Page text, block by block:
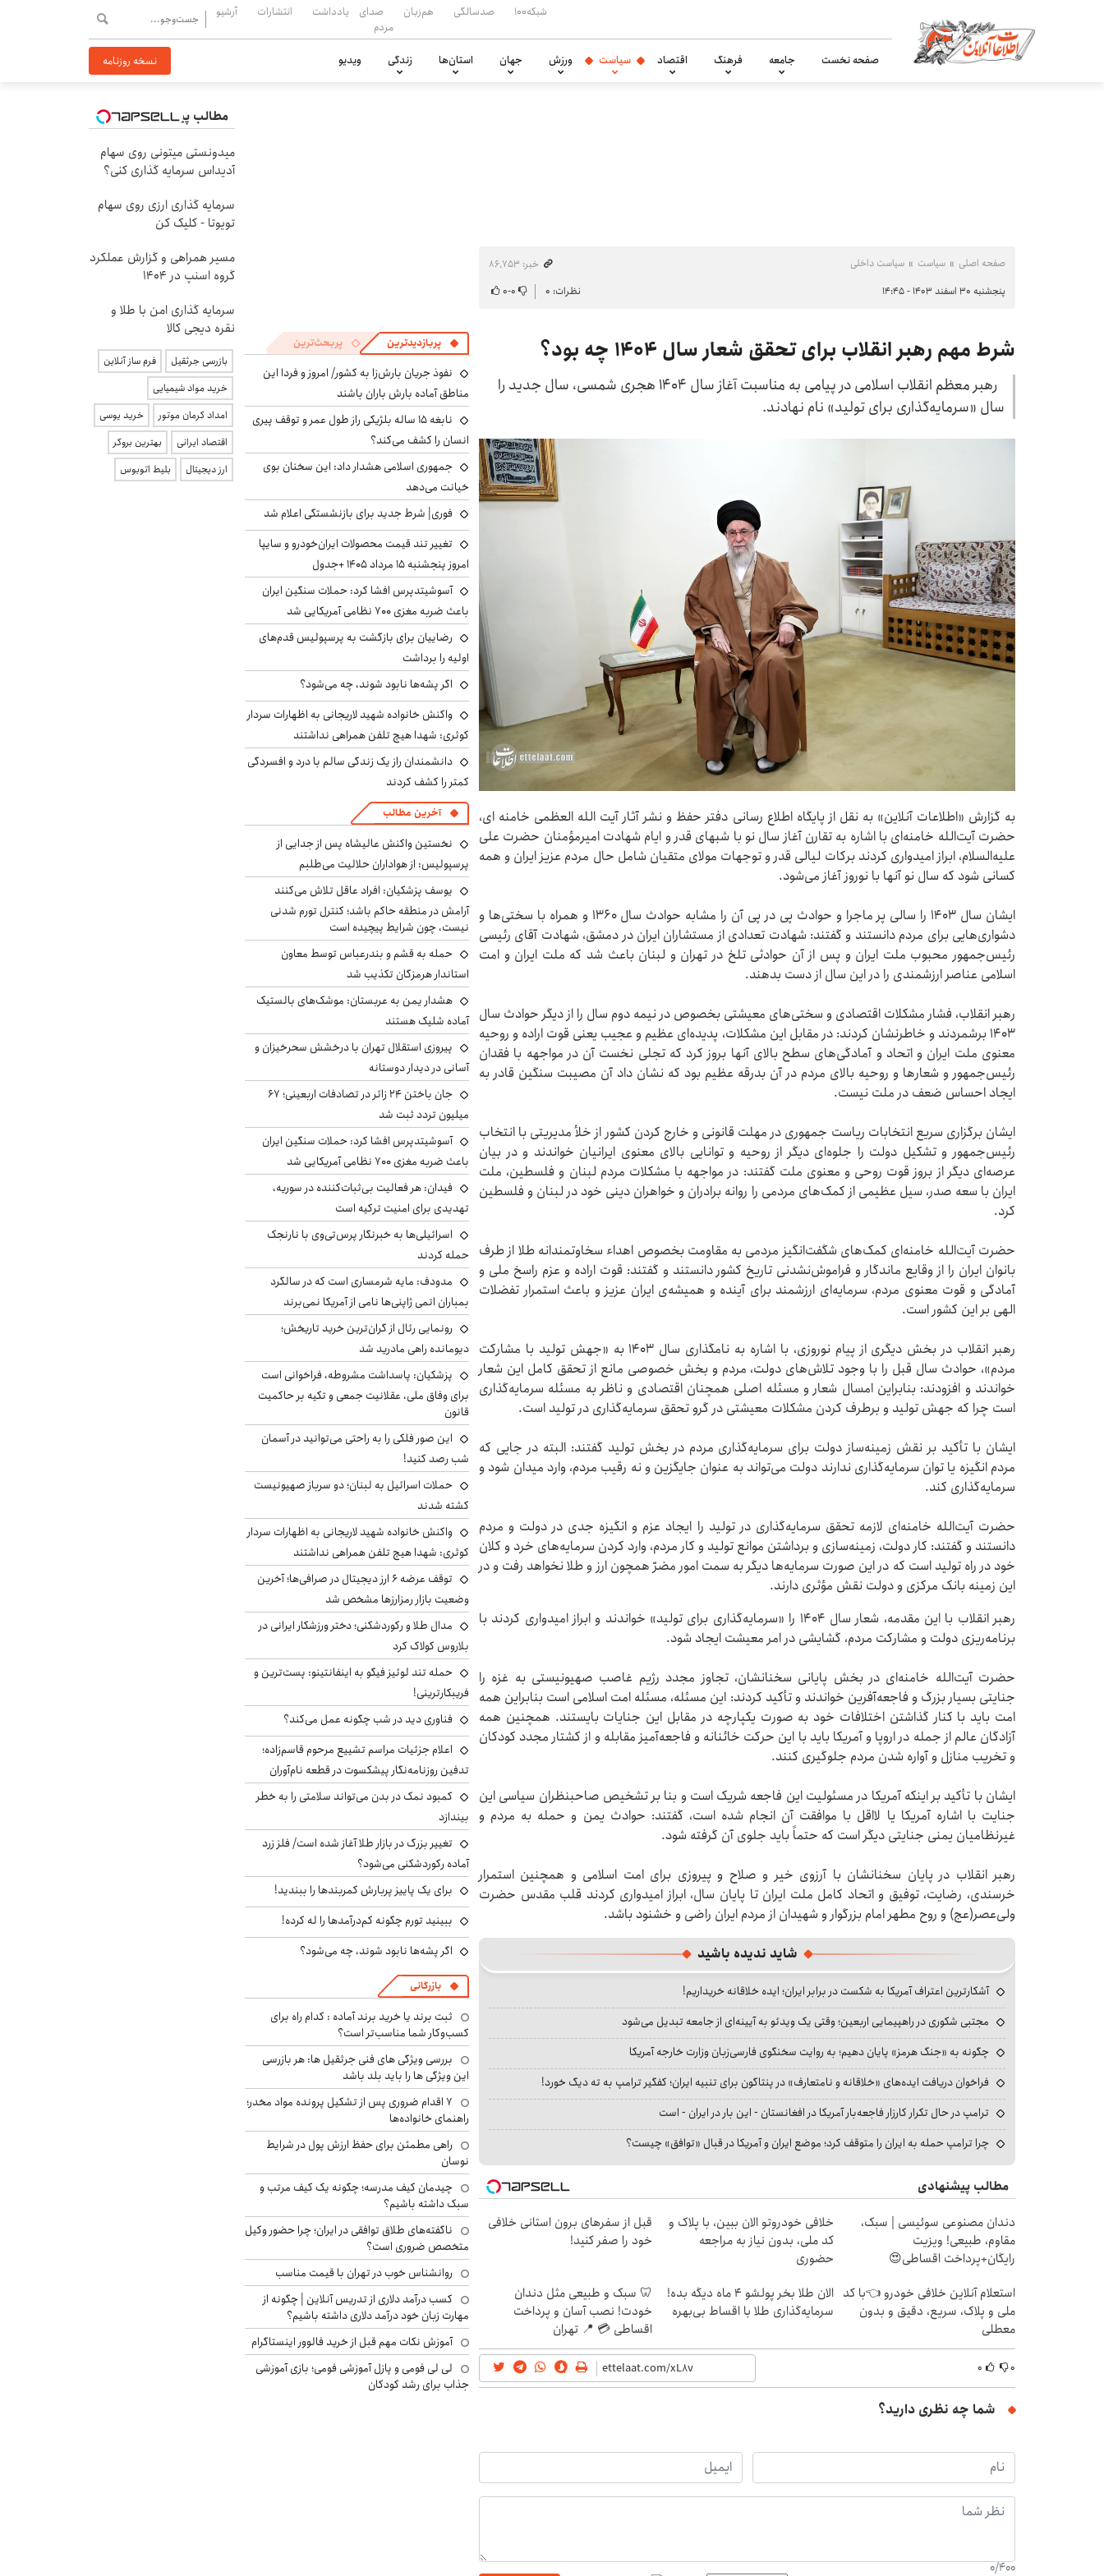
شبکه۱۰۰ صدسالگی هم‌زبان
صدای
مردم
یادداشت انتشارات آرشیو
صفحه نخست جامعه فرهنگ اقتصاد سیاست ورزش جهان استان‌ها زندگی ویدیو نسخه روزنامه
صفحه اصلی سیاست سیاست داخلی
خبر: ۸۶٬۷۵۳
پنجشنبه ۳۰ اسفند ۱۴۰۳ - ۱۴:۴۵
نظرات: ۰ ۰-۰
شرط مهم رهبر انقلاب برای تحقق شعار سال ۱۴۰۴ چه بود؟
رهبر معظم انقلاب اسلامی در پیامی به مناسبت آغاز سال ۱۴۰۴ هجری شمسی، سال جدید را
سال «سرمایه‌گذاری برای تولید» نام نهادند.
به گزارش «اطلاعات آنلاین» به نقل از پایگاه اطلاع رسانی دفتر حفظ و نشر آثار آیت الله العظمی خامنه ای،
حضرت آیت‌الله خامنه‌ای با اشاره به تقارن آغاز سال نو با شبهای قدر و ایام شهادت امیرمؤمنان حضرت علی
علیه‌السلام، ابراز امیدواری کردند برکات لیالی قدر و توجهات مولای متقیان شامل حال مردم عزیز ایران و همه
کسانی شود که سال نو آنها با نوروز آغاز می‌شود.
ایشان سال ۱۴۰۳ را سالی پر ماجرا و حوادث پی در پی آن را مشابه حوادث سال ۱۳۶۰ و همراه با سختی‌ها و
دشواری‌هایی برای مردم دانستند و گفتند: شهادت تعدادی از مستشاران ایران در دمشق، شهادت آقای رئیسی
‌رئیس‌جمهور محبوب ملت ایران و پس از آن حوادثی تلخ در تهران و لبنان باعث شد که ملت ایران و امت
اسلامی عناصر ارزشمندی را در این سال از دست بدهند.
رهبر انقلاب، فشار مشکلات اقتصادی و سختی‌های معیشتی بخصوص در نیمه دوم سال را از دیگر حوادث سال
۱۴۰۳ برشمردند و خاطرنشان کردند: در مقابل این مشکلات، پدیده‌ای عظیم و عجیب یعنی قوت اراده و روحیه
معنوی ملت ایران و اتحاد و آمادگی‌های سطح بالای آنها بروز کرد که تجلی نخست آن در مواجهه با فقدان
رئیس‌جمهور و شعارها و روحیه بالای مردم در آن بدرقه عظیم بود که نشان داد آن مصیبت سنگین قادر به
ایجاد احساس ضعف در ملت نیست.
ایشان برگزاری سریع انتخابات ریاست جمهوری در مهلت قانونی و خارج کردن کشور از خلأ مدیریتی با انتخاب
رئیس‌جمهور و تشکیل دولت را جلوه‌ای دیگر از روحیه و توانایی بالای معنوی ایرانیان خواندند و در بیان
عرصه‌ای دیگر از بروز قوت روحی و معنوی ملت گفتند: در مواجهه با مشکلات مردم لبنان و فلسطین، ملت
ایران با سعه صدر، سیل عظیمی از کمک‌های مردمی را روانه برادران و خواهران دینی خود در لبنان و فلسطین
کرد.
حضرت آیت‌الله خامنه‌ای کمک‌های شگفت‌انگیز مردمی به مقاومت بخصوص اهداء سخاوتمندانه طلا از طرف
بانوان ایران را از وقایع ماندگار و فراموش‌نشدنی تاریخ کشور دانستند و گفتند: قوت اراده و عزم راسخ ملی و
آمادگی و قوت معنوی مردم، سرمایه‌ای ارزشمند برای آینده و همیشه‌ی ایران عزیز و باعث استمرار تفضلات
الهی بر این کشور است.
رهبر انقلاب در بخش دیگری از پیام نوروزی، با اشاره به نامگذاری سال ۱۴۰۳ به «جهش تولید با مشارکت
مردم»، حوادث سال قبل را با وجود تلاش‌های دولت، مردم و بخش خصوصی مانع از تحقق کامل این شعار
خواندند و افزودند: بنابراین امسال شعار و مسئله اصلی همچنان اقتصادی و ناظر به مسئله سرمایه‌گذاری
است چرا که جهش تولید و برطرف کردن مشکلات معیشتی در گرو تحقق سرمایه‌گذاری در تولید است.
ایشان با تأکید بر نقش زمینه‌ساز دولت برای سرمایه‌گذاری مردم در بخش تولید گفتند: البته در جایی که
مردم انگیزه یا توان سرمایه‌گذاری ندارند دولت می‌تواند به عنوان جایگزین و نه رقیب مردم، وارد میدان شود و
سرمایه‌گذاری کند.
حضرت آیت‌الله خامنه‌ای لازمه تحقق سرمایه‌گذاری در تولید را ایجاد عزم و انگیزه جدی در دولت و مردم
دانستند و گفتند: کار دولت، زمینه‌سازی و برداشتن موانع تولید و کار مردم، وارد کردن سرمایه‌های خرد و کلان
خود در راه تولید است که در این صورت سرمایه‌ها دیگر به سمت امور مضرّ همچون ارز و طلا نخواهد رفت و در
این زمینه بانک مرکزی و دولت نقش مؤثری دارند.
رهبر انقلاب با این مقدمه، شعار سال ۱۴۰۴ را «سرمایه‌گذاری برای تولید» خواندند و ابراز امیدواری کردند با
برنامه‌ریزی دولت و مشارکت مردم، گشایشی در امر معیشت ایجاد شود.
حضرت آیت‌الله خامنه‌ای در بخش پایانی سخنانشان، تجاوز مجدد رژیم غاصب صهیونیستی به غزه را
جنایتی بسیار بزرگ و فاجعه‌آفرین خواندند و تأکید کردند: این مسئله، مسئله امت اسلامی است بنابراین همه
امت باید با کنار گذاشتن اختلافات خود به صورت یکپارچه در مقابل این جنایات بایستند. همچنین همه
آزادگان عالم از جمله در اروپا و آمریکا باید با این حرکت خائنانه و فاجعه‌آمیز مقابله و از کشتار مجدد کودکان
و تخریب منازل و آواره شدن مردم جلوگیری کنند.
ایشان با تأکید بر اینکه آمریکا در مسئولیت این فاجعه شریک است و بنا بر تشخیص صاحبنظران سیاسی این
جنایت با اشاره آمریکا یا لااقل با موافقت آن انجام شده است، گفتند: حوادث یمن و حمله به مردم و
غیرنظامیان یمنی جنایتی دیگر است که حتماً باید جلوی آن گرفته شود.
رهبر انقلاب در پایان سخنانشان با آرزوی خیر و صلاح و پیروزی برای امت اسلامی و همچنین استمرار
خرسندی، رضایت، توفیق و اتحاد کامل ملت ایران تا پایان سال، ابراز امیدواری کردند قلب مقدس حضرت
ولی‌عصر(عج) و روح مطهر امام بزرگوار و شهیدان از مردم ایران راضی و خشنود باشد.
شاید ندیده باشید
آشکارترین اعتراف آمریکا به شکست در برابر ایران؛ ایده خلاقانه خریداریم!
مجتبی شکوری در راهپیمایی اربعین؛ وقتی یک ویدئو به آیینه‌ای از جامعه تبدیل می‌شود
چگونه به «جنگ هرمز» پایان دهیم؛ به روایت سخنگوی فارسی‌زبان وزارت خارجه آمریکا
فراخوان دریافت ایده‌های «خلاقانه و نامتعارف» در پنتاگون برای تنبیه ایران؛ کفگیر ترامپ به ته دیگ خورد!
ترامپ در حال تکرار کارزار فاجعه‌بار آمریکا در افغانستان - این بار در ایران - است
چرا ترامپ حمله به ایران را متوقف کرد؛ موضع ایران و آمریکا در قبال «توافق» چیست؟
مطالب پیشنهادی
دندان مصنوعی سوئیسی | سبک،
مقاوم، طبیعی! ویزیت
رایگان+پرداخت اقساطی😍
خلافی خودروتو الان ببین، با پلاک و
کد ملی، بدون نیاز به مراجعه
حضوری
قبل از سفرهای برون استانی خلافی
خود را صفر کنید!
استعلام آنلاین خلافی خودرو 👈با کد
ملی و پلاک، سریع، دقیق و بدون
معطلی
الان طلا بخر پولشو 4 ماه دیگه بده!
سرمایه‌گذاری طلا با اقساط بی‌بهره
🦷 سبک و طبیعی مثل دندان
خودت! نصب آسان و پرداخت
اقساطی 💳 📍 تهران
۰ ۰
شما چه نظری دارید؟
0/400
پربازدیدترین پربحث‌ترین
نفوذ جریان بارش‌زا به کشور/ امروز و فردا این
مناطق آماده بارش باران باشند
نابغه ۱۵ ساله بلژیکی راز طول عمر و توقف پیری
انسان را کشف می‌کند؟
جمهوری اسلامی هشدار داد: این سخنان بوی
خیانت می‌دهد
فوری| شرط جدید برای بازنشستگی اعلام شد
تغییر تند قیمت محصولات ایران‌خودرو و سایپا
امروز پنجشنبه ۱۵ مرداد ۱۴۰۵ +جدول
آسوشیتدپرس افشا کرد: حملات سنگین ایران
باعث ضربه مغزی ۷۰۰ نظامی آمریکایی شد
رضاییان برای بازگشت به پرسپولیس قدم‌های
اولیه را برداشت
اگر پشه‌ها نابود شوند، چه می‌شود؟
واکنش خانواده شهید لاریجانی به اظهارات سردار
کوثری: شهدا هیچ تلفن همراهی نداشتند
دانشمندان راز یک زندگی سالم با درد و افسردگی
کمتر را کشف کردند
آخرین مطالب
نخستین واکنش عالیشاه پس از جدایی از
پرسپولیس: از هواداران حلالیت می‌طلبم
یوسف پزشکیان: افراد عاقل تلاش می‌کنند
آرامش در منطقه حاکم باشد؛ کنترل تورم شدنی
نیست، چون شرایط پیچیده است
حمله به قشم و بندرعباس توسط معاون
استاندار هرمزگان تکذیب شد
هشدار یمن به عربستان: موشک‌های بالستیک
آماده شلیک هستند
پیروزی استقلال تهران با درخشش سحرخیزان و
آسانی در دیدار دوستانه
جان باختن ۲۴ زائر در تصادفات اربعینی؛ ۶۷
میلیون تردد ثبت شد
آسوشیتدپرس افشا کرد: حملات سنگین ایران
باعث ضربه مغزی ۷۰۰ نظامی آمریکایی شد
فیدان: هر فعالیت بی‌ثبات‌کننده در سوریه،
تهدیدی برای امنیت ترکیه است
اسرائیلی‌ها به خبرنگار پرس‌تی‌وی با نارنجک
حمله کردند
مدودف: مایه شرمساری است که در سالگرد
بمباران اتمی ژاپنی‌ها نامی از آمریکا نمی‌برند
رونمایی رئال از گران‌ترین خرید تاریخش؛
دیومانده راهی مادرید شد
پزشکیان: پاسداشت مشروطه، فراخوانی است
برای وفاق ملی، عقلانیت جمعی و تکیه بر حاکمیت
قانون
این صور فلکی را به راحتی می‌توانید در آسمان
شب رصد کنید!
حملات اسرائیل به لبنان؛ دو سرباز صهیونیست
کشته شدند
واکنش خانواده شهید لاریجانی به اظهارات سردار
کوثری: شهدا هیچ تلفن همراهی نداشتند
توقف عرضه ۶ ارز دیجیتال در صرافی‌ها؛ آخرین
وضعیت بازار رمزارزها مشخص شد
مدال طلا و رکوردشکنی؛ دختر ورزشکار ایرانی در
بلاروس کولاک کرد
حمله تند لوئیز فیگو به اینفانتینو: پست‌ترین و
فریبکارترینی!
فناوری دید در شب چگونه عمل می‌کند؟
اعلام جزئیات مراسم تشییع مرحوم قاسم‌زاده؛
تدفین روزنامه‌نگار پیشکسوت در قطعه نام‌آوران
کمبود نمک در بدن می‌تواند سلامتی را به خطر
بیندازد
تغییر بزرگ در بازار طلا آغاز شده است/ فلز زرد
آماده رکوردشکنی می‌شود؟
برای یک پاییز پربارش کمربندها را ببندید!
ببینید تورم چگونه کم‌درآمدها را له کرده!
اگر پشه‌ها نابود شوند، چه می‌شود؟
بازرگانی
ثبت برند یا خرید برند آماده : کدام راه برای
کسب‌وکار شما مناسب‌تر است؟
بررسی ویژگی های فنی جرثقیل ها: هر بازرسی
این ویژگی ها را باید بلد باشد
۷ اقدام ضروری پس از تشکیل پرونده مواد مخدر؛
راهنمای خانواده‌ها
راهی مطمئن برای حفظ ارزش پول در شرایط
نوسان
چیدمان کیف مدرسه؛ چگونه یک کیف مرتب و
سبک داشته باشیم؟
ناگفته‌های طلاق توافقی در ایران؛ چرا حضور وکیل
متخصص ضروری است؟
روانشناس خوب در تهران با قیمت مناسب
کسب درآمد دلاری از تدریس آنلاین | چگونه از
مهارت زبان خود درآمد دلاری داشته باشیم؟
آموزش نکات مهم قبل از خرید فالوور اینستاگرام
لی لی فومی و پازل آموزشی فومی؛ بازی آموزشی
جذاب برای رشد کودکان
مطالب پیشنهادی
میدونستی میتونی روی سهام
آدیداس سرمایه گذاری کنی؟
سرمایه گذاری ارزی روی سهام
تویوتا - کلیک کن
مسیر همراهی و گزارش عملکرد
گروه اسنپ در ۱۴۰۴
سرمایه گذاری امن با طلا و
نقره دیجی کالا
بازرسی جرثقیل
فرم ساز آنلاین
خرید مواد شیمیایی
امداد کرمان موتور
خرید یوسی
اقتصاد ایرانی
بهترین بروکر
ارز دیجیتال
بلیط اتوبوس